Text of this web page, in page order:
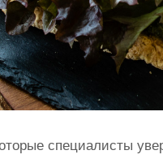
специалисты